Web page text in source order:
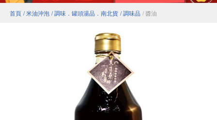
首頁 / 米油沖泡 / 調味．罐頭湯品．南北貨 / 調味品 / 醬油